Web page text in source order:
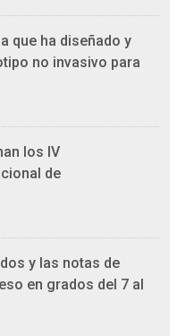
que ha diseñado y
no invasivo para
los IV
de
y las notas de
en grados del 7 al